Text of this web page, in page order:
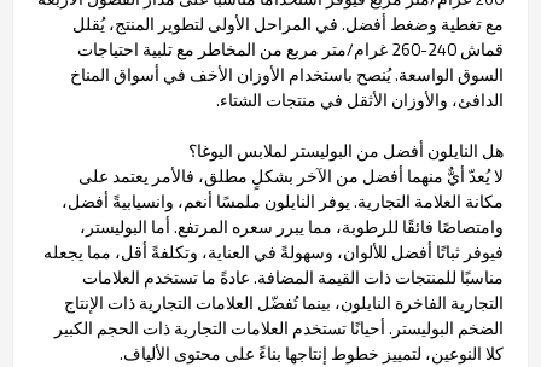
مع تغطية وضغط أفضل. في المراحل الأولى لتطوير المنتج، يُقلل
قماش 240-260 غرام/متر مربع من المخاطر مع تلبية احتياجات
السوق الواسعة. يُنصح باستخدام الأوزان الأخف في أسواق المناخ
الدافئ، والأوزان الأثقل في منتجات الشتاء.
هل النايلون أفضل من البوليستر لملابس اليوغا؟
لا يُعدّ أيٌّ منهما أفضل من الآخر بشكلٍ مطلق، فالأمر يعتمد على
مكانة العلامة التجارية. يوفر النايلون ملمسًا أنعم، وانسيابيةً أفضل،
وامتصاصًا فائقًا للرطوبة، مما يبرر سعره المرتفع. أما البوليستر،
فيوفر ثباتًا أفضل للألوان، وسهولةً في العناية، وتكلفةً أقل، مما يجعله
مناسبًا للمنتجات ذات القيمة المضافة. عادةً ما تستخدم العلامات
التجارية الفاخرة النايلون، بينما تُفضّل العلامات التجارية ذات الإنتاج
الضخم البوليستر. أحيانًا تستخدم العلامات التجارية ذات الحجم الكبير
كلا النوعين، لتمييز خطوط إنتاجها بناءً على محتوى الألياف.